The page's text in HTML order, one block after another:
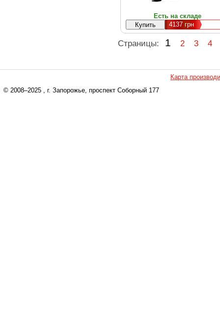
Есть на складе
4137 грн
Страницы: 1 2 3 4
Карта
© 2008–2025 , г. Запорожье, проспект Соборный 177